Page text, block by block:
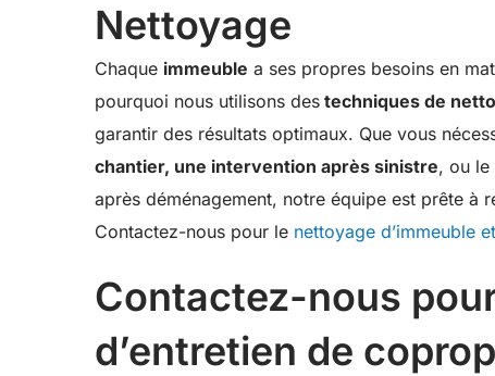
Nettoyage
Chaque immeuble a ses propres besoins en
pourquoi nous utilisons des techniques de
garantir des résultats optimaux. Que vous
chantier, une intervention après sinistre, ou le
après déménagement, notre équipe est prête à
Contactez-nous pour le nettoyage d’immeuble
Contactez-nous
d’entretien de